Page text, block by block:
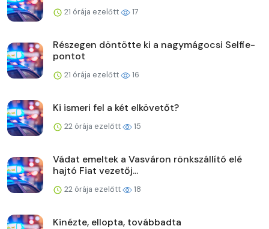
21 órája ezelőtt 17
Részegen döntötte ki a nagymágocsi Selfie-
pontot
21 órája ezelőtt 16
Ki ismeri fel a két elkövetőt?
22 órája ezelőtt 15
Vádat emeltek a Vasváron rönkszállító elé
hajtó Fiat vezetőj...
22 órája ezelőtt 18
Kinézte, ellopta, továbbadta